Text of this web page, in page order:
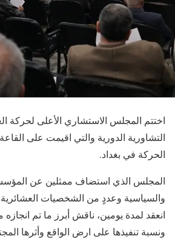
اختتم المجلس الاستشاري الأعلى لحركة
التشاورية الدورية والتي اقيمت على
الحركة في بغداد.
المجلس الذي استضاف ممثلين عن
والسياسية وعددٍ من الشخصيات العشائرية
ونسبة تنفيذها على ارض الواقع وأثرها